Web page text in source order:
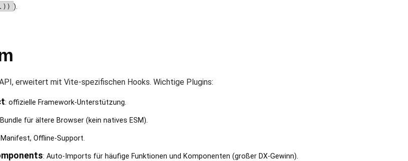
).
erweitert mit Vite-spezifischen Hooks. Wichtige Plugins:
: offizielle Framework-Unterstützung.
für ältere Browser (kein natives ESM).
Offline-Support.
: Auto-Imports für häufige Funktionen und Komponenten (großer DX-Gewinn).